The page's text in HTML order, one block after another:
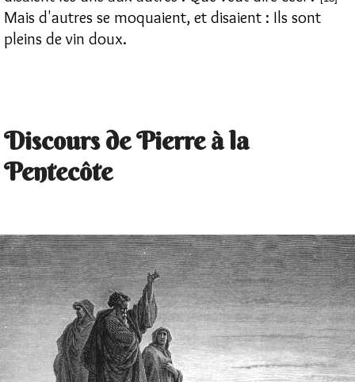
Mais d'autres se moquaient, et disaient : Ils sont
pleins de vin doux.
Discours de Pierre à la
Pentecôte